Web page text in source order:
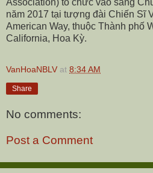
Association) tổ chức vào sáng
năm 2017 tại tượng đài Chiến Sĩ
American Way, thuộc Thành phố
California, Hoa Kỳ.
VanHoaNBLV at 8:34 AM
Share
No comments:
Post a Comment